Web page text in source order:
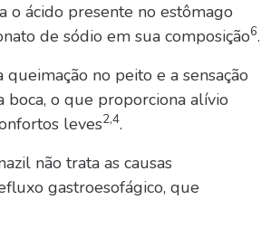
o ácido presente no estômago
de sódio em sua composição6.
queimação no peito e a sensação
boca, o que proporciona alívio
leves2,4.
não trata as causas
gastroesofágico, que